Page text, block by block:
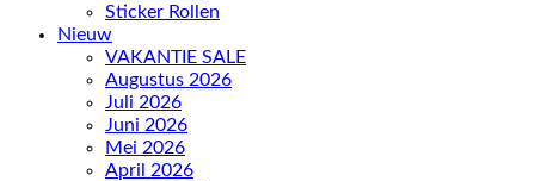
Sticker Rollen
Nieuw
VAKANTIE SALE
Augustus 2026
Juli 2026
Juni 2026
Mei 2026
April 2026